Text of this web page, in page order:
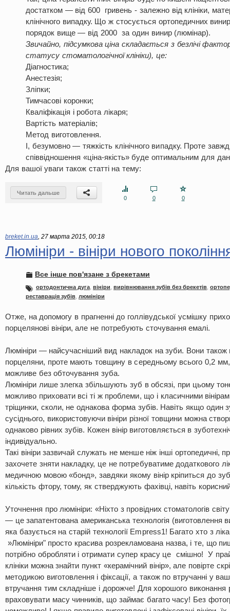
достатком — від 600 гривень - залежно від клініки,
клінічного випадку. Що ж стосується ортопедичних
порядок вище — від 2000 за один винир (люмінар).
Звичайно, підсумкова ціна складається з безлічі
статусу стоматологічної клініки), це:
Діагностика;
Анестезія;
Зліпки;
Тимчасові коронки;
Кваліфікація і робота лікаря;
Вартість матеріалів;
Метод виготовлення.
І, безумовно — тяжкість клінічного випадку. Проте
співвідношення «ціна-якість» буде оптимальним для
Для вашої уваги також статті на тему:
Читать дальше
0
0 0
breket.in.ua, 27 марта 2015, 00:18
Люмініри - вініри нового
Все інше пов'язане з брекетами
ортодонтична дуга вініри вирівнювання зубів без брекетів
реставрація зубів люмініри
Отже, на допомогу в прагненні до голлівудської усмішку
порцелянові вініри, але не потребують сточування емалі.
Люмініри — найсучасніший вид накладок на зуби. Вони також
порцеляни, проте мають товщину в середньому всього 0,2 мм,
можливе без обточування зуба.
Люмініри лише злегка збільшують зуб в обсязі, при цьому
можливо приховати всі ті ж проблеми, що і класичними
тріщинки, сколи, не однакова форма зубів. Навіть якщо один
сусіднього, використовуючи вініри різної товщини можна
однаково рівних зубів. Кожен вінір виготовляється в
індивідуально.
Такі вініри зазвичай служать не менше ніж інші ортопедичні,
захочете зняти накладку, це не потребуватиме додаткового
медичною мовою «бонд», завдяки якому вінір кріпиться до
кількість фтору, тому, як стверджують фахівці, навіть
Уточнення про люмініри: «Ніхто з провідних стоматологів
— це запатентована американська технологія (виготовлення
яка базується на старій технології Empress1! Багато хто з
»Люмініри" просто красива розрекламована назва, і те, що
потрібно обробляти і отримати супер красу це смішно! У
клініки можна знайти пункт «керамічний вінір», але повірте
методикою виготовлення і фіксації, а також по втручанні у
втручання тим складніше і дорожче! Для хорошого виконання
враховувати масу чинників, що займає багато часу! Без